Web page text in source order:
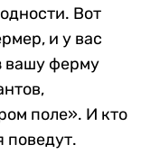
Вот
и у вас
вашу ферму
поле». И кто
поведут.